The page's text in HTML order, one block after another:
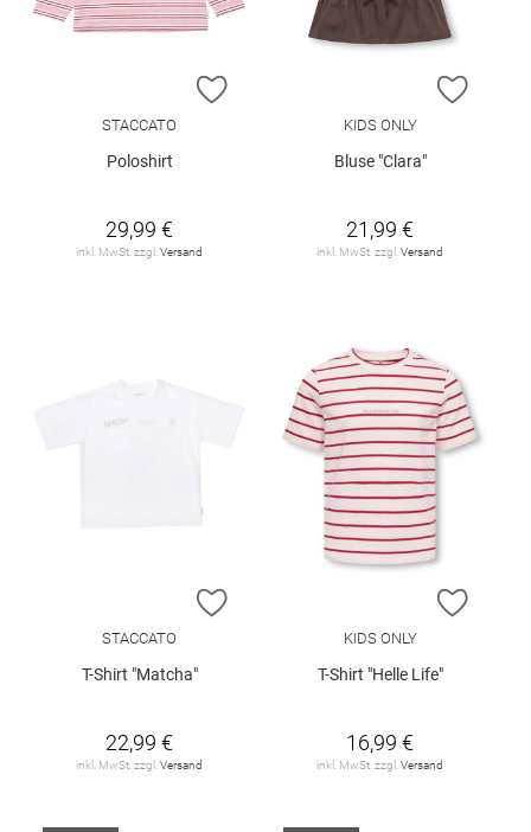
ZUR WUNSCHLISTE HINZUFÜGEN
STACCATO
Poloshirt
29,99 €
inkl. MwSt. zzgl. Versand
ZUR
KIDS ONLY
Bluse "Clara"
21,99 €
inkl. MwSt. zzgl. Versand
ZUR WUNSCHLISTE HINZUFÜGEN
STACCATO
T-Shirt "Matcha"
22,99 €
inkl. MwSt. zzgl. Versand
ZUR
KIDS ONLY
T-Shirt "Helle Life"
16,99 €
inkl. MwSt. zzgl. Versand